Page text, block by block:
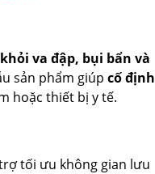
va đập, bụi bẩn và
sản phẩm giúp cố định
hoặc thiết bị y tế.
tối ưu không gian lưu